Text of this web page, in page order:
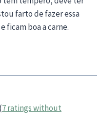
farto de fazer essa
ficam boa a carne.
7 ratings without